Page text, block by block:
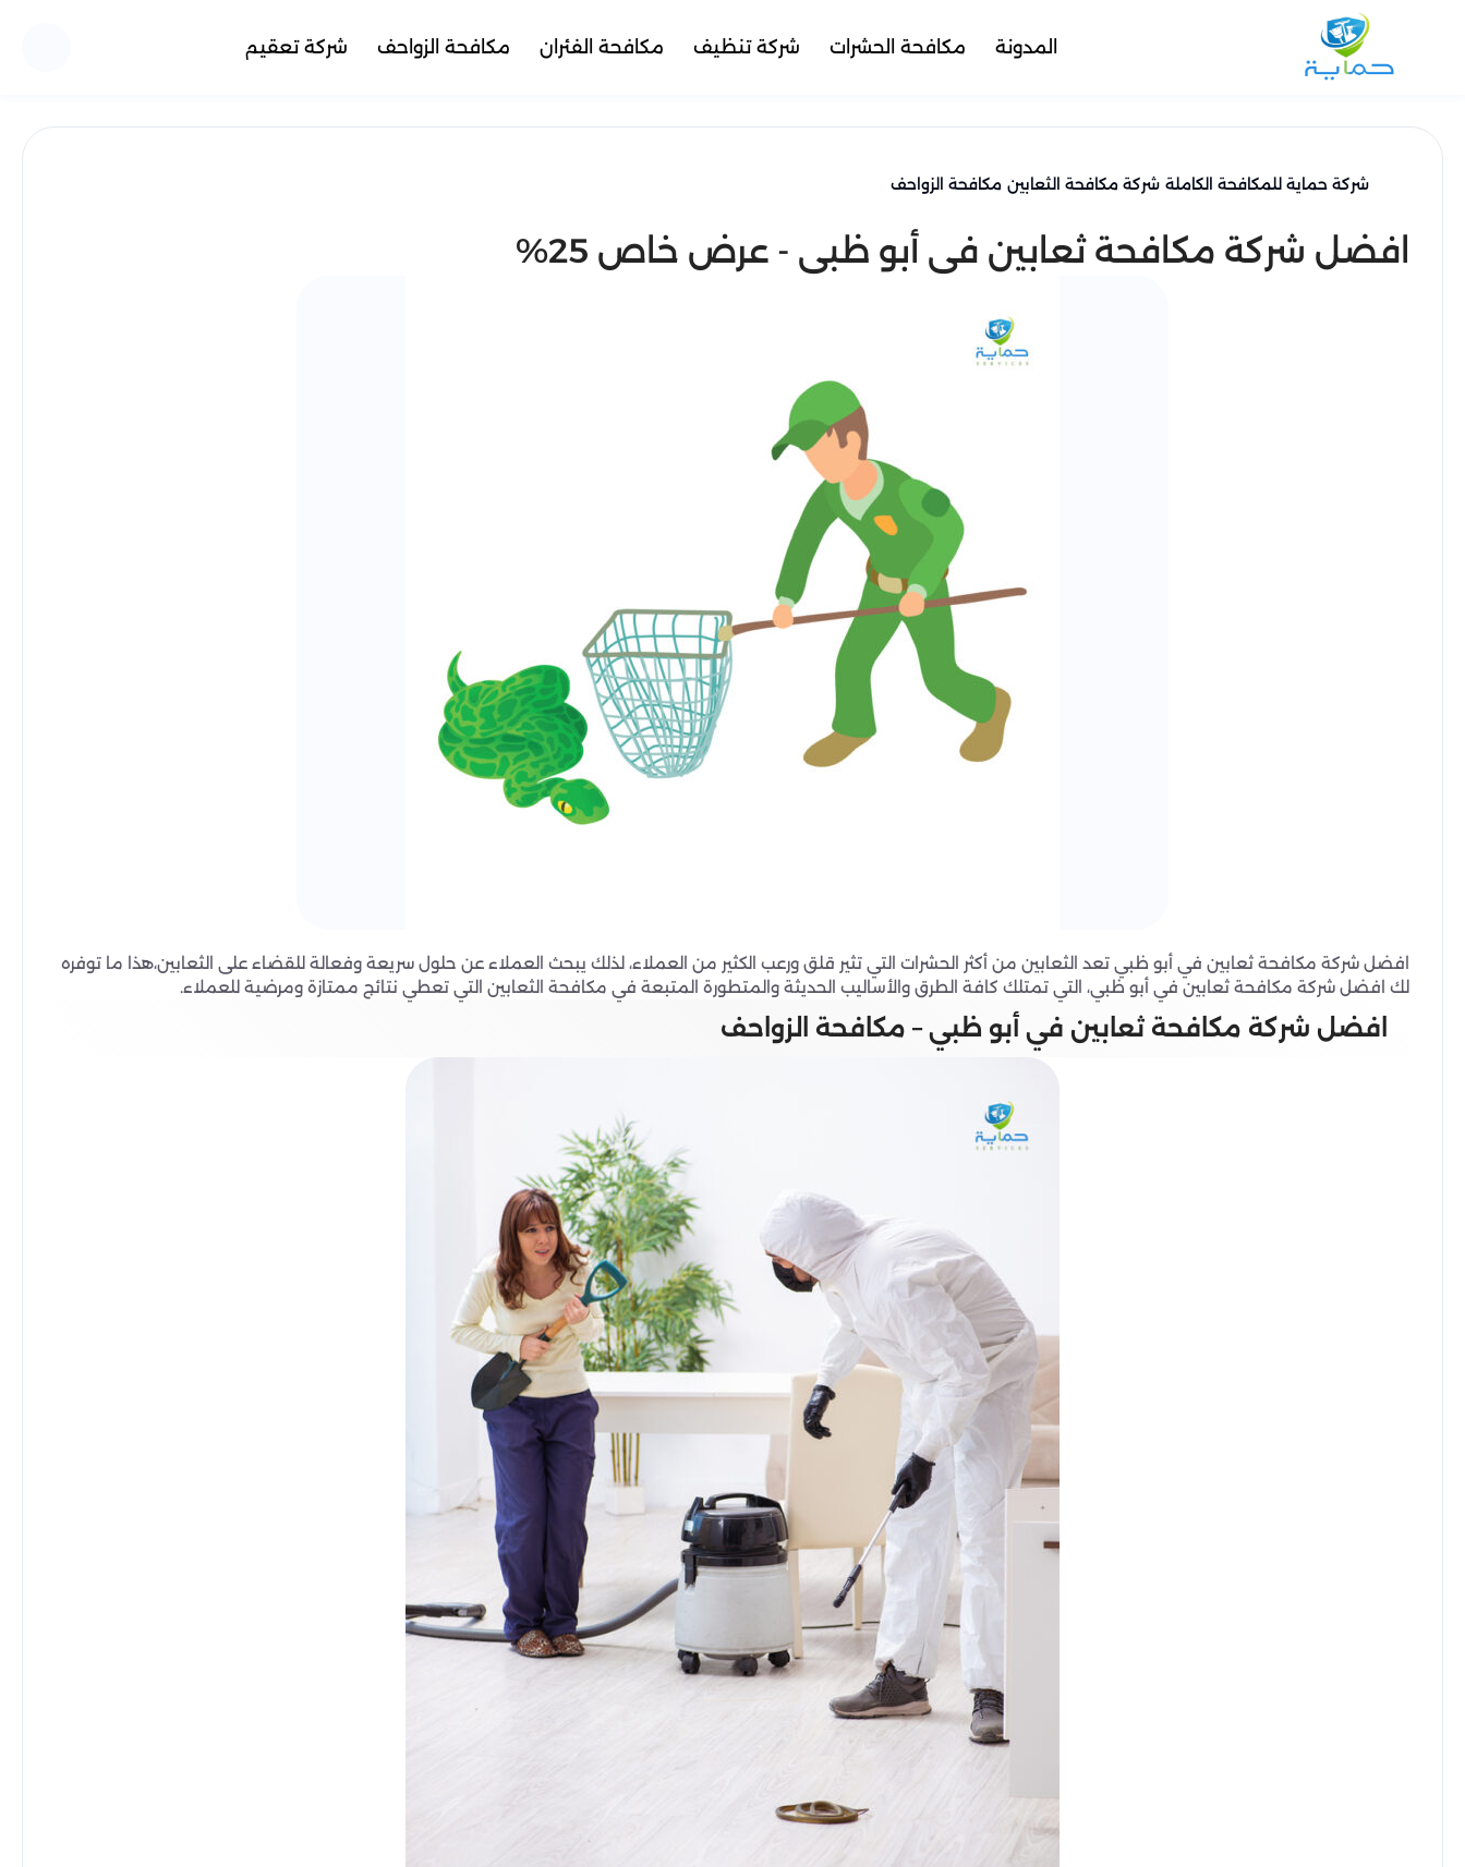
المدونة مكافحة الحشرات شركة تنظيف مكافحة الفئران مكافحة الزواحف شركة تعقيم
شركة حماية للمكافحة الكاملة شركة مكافحة الثعابين مكافحة الزواحف
افضل شركة مكافحة ثعابين في أبو ظبي - عرض خاص 25%
افضل شركة مكافحة ثعابين في أبو ظبي تعد الثعابين من أكثر الحشرات التي تثير قلق ورعب الكثير من العملاء، لذلك يبحث العملاء عن حلول سريعة وفعالة للقضاء على الثعابين،هذا ما توفره
لك افضل شركة مكافحة ثعابين في أبو ظبي، التي تمتلك كافة الطرق والأساليب الحديثة والمتطورة المتبعة في مكافحة الثعابين التي تعطي نتائج ممتازة ومرضية للعملاء.
افضل شركة مكافحة ثعابين في أبو ظبي – مكافحة الزواحف